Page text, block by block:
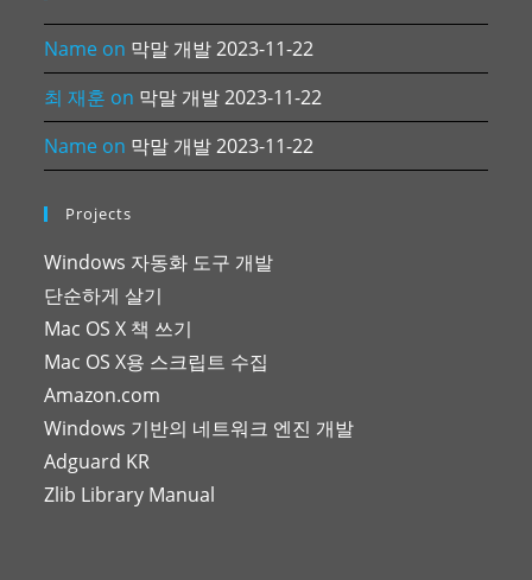
Name on 막말 개발 2023-11-22
최 재훈 on 막말 개발 2023-11-22
Name on 막말 개발 2023-11-22
Projects
Windows 자동화 도구 개발
단순하게 살기
Mac OS X 책 쓰기
Mac OS X용 스크립트 수집
Amazon.com
Windows 기반의 네트워크 엔진 개발
Adguard KR
Zlib Library Manual